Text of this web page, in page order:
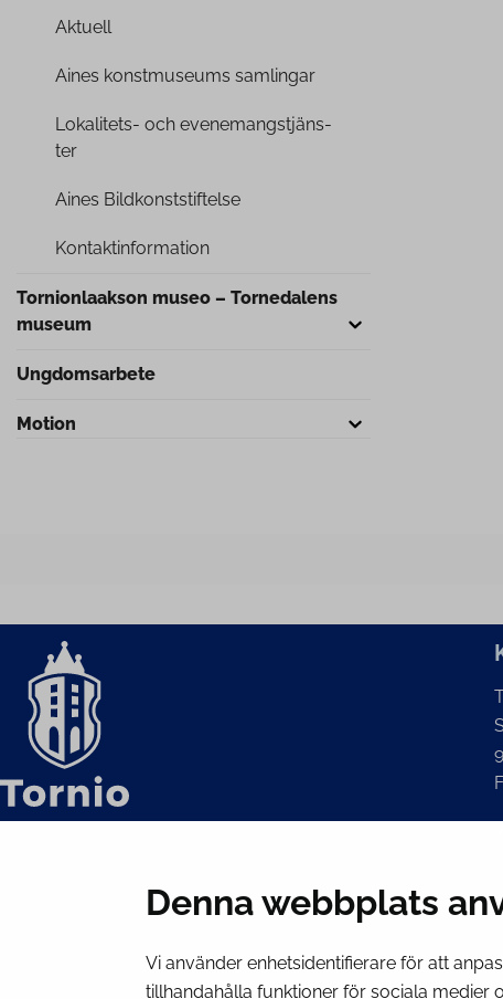
Denna webbplats
Vi använder enhetsidentifierare för att
tillhandahålla funktioner för sociala medier
Aktuell
Aines konst­museums samlingar
Lokalitets- och eve­ne­mangst­jäns­
ter
Aines Bild­konsts­tif­tel­se
Kon­tak­tin­for­ma­tion
Tor­nion­laak­son museo – Tornedalens
museum
Ung­dom­sar­be­te
Motion